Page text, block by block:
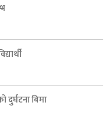
बिमा